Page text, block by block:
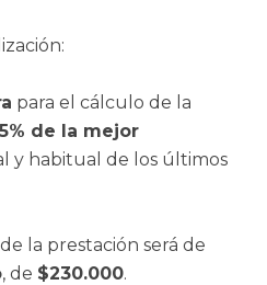
para el cálculo de la
de la mejor
y habitual de los últimos
de la prestación será de
, de $230.000.